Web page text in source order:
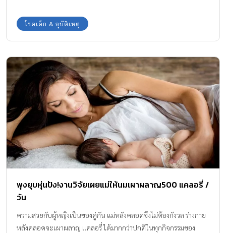
โรคเด็ก & อุบัติเหตุ
พุงยุบหุ่นปัง!งานวิจัยเผยแม่ให้นมเผาผลาญ500 แคลอรี่ /
วัน
ความสวยกับผู้หญิงเป็นของคู่กัน แม่หลังคลอดจึงไม่ต้องกังวล ร่างกาย
หลังคลอดจะเผาผลาญ แคลอรี่ ได้มากกว่าปกติในทุกกิจกรรมของ